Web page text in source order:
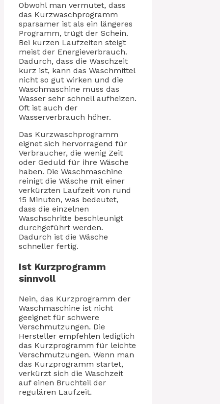
Obwohl man vermutet, dass
das Kurzwaschprogramm
sparsamer ist als ein längeres
Programm, trügt der Schein.
Bei kurzen Laufzeiten steigt
meist der Energieverbrauch.
Dadurch, dass die Waschzeit
kurz ist, kann das Waschmittel
nicht so gut wirken und die
Waschmaschine muss das
Wasser sehr schnell aufheizen.
Oft ist auch der
Wasserverbrauch höher.
Das Kurzwaschprogramm
eignet sich hervorragend für
Verbraucher, die wenig Zeit
oder Geduld für ihre Wäsche
haben. Die Waschmaschine
reinigt die Wäsche mit einer
verkürzten Laufzeit von rund
15 Minuten, was bedeutet,
dass die einzelnen
Waschschritte beschleunigt
durchgeführt werden.
Dadurch ist die Wäsche
schneller fertig.
Ist Kurzprogramm
sinnvoll
Nein, das Kurzprogramm der
Waschmaschine ist nicht
geeignet für schwere
Verschmutzungen. Die
Hersteller empfehlen lediglich
das Kurzprogramm für leichte
Verschmutzungen. Wenn man
das Kurzprogramm startet,
verkürzt sich die Waschzeit
auf einen Bruchteil der
regulären Laufzeit.